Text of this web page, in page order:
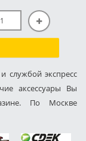
службой экспресс
аксессуары Вы
По Москве